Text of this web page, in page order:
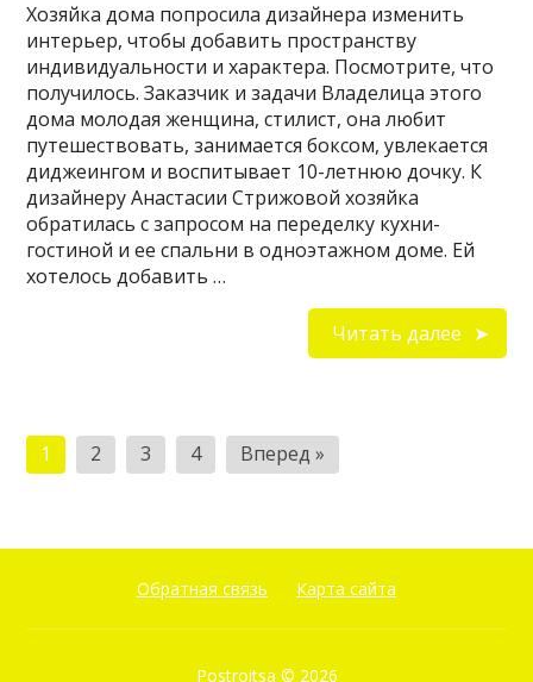
Хозяйка дома попросила дизайнера изменить
интерьер, чтобы добавить пространству
индивидуальности и характера. Посмотрите, что
получилось. Заказчик и задачи Владелица этого
дома молодая женщина, стилист, она любит
путешествовать, занимается боксом, увлекается
диджеингом и воспитывает 10-летнюю дочку. К
дизайнеру Анастасии Стрижовой хозяйка
обратилась с запросом на переделку кухни-
гостиной и ее спальни в одноэтажном доме. Ей
хотелось добавить …
Читать далее
Пагинация
записей
1 2 3 4 Вперед »
Обратная связь Карта сайта
Postroitsa © 2026